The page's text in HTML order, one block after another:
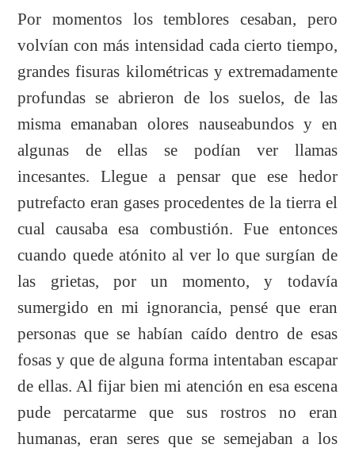
Por momentos los temblores cesaban, pero
volvían con más intensidad cada cierto tiempo,
grandes fisuras kilométricas y extremadamente
profundas se abrieron de los suelos, de las
misma emanaban olores nauseabundos y en
algunas de ellas se podían ver llamas
incesantes. Llegue a pensar que ese hedor
putrefacto eran gases procedentes de la tierra el
cual causaba esa combustión. Fue entonces
cuando quede atónito al ver lo que surgían de
las grietas, por un momento, y todavía
sumergido en mi ignorancia, pensé que eran
personas que se habían caído dentro de esas
fosas y que de alguna forma intentaban escapar
de ellas. Al fijar bien mi atención en esa escena
pude percatarme que sus rostros no eran
humanas, eran seres que se semejaban a los